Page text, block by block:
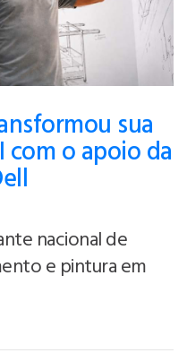
sua
o apoio da
nacional de
e pintura em